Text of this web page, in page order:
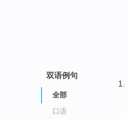
双语例句
全部
口语